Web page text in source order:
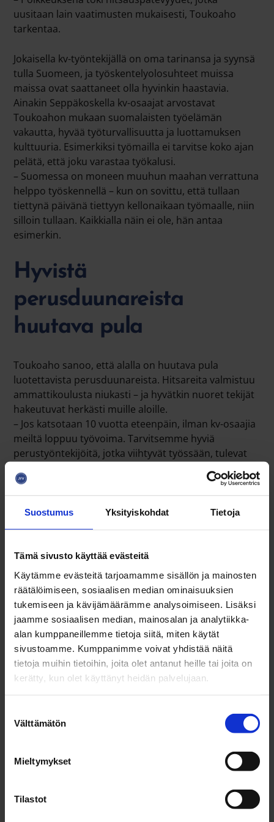
Suostumus Yksityiskohdat Tietoja
Tämä sivusto käyttää evästeitä
Käytämme evästeitä tarjoamamme sisällön ja mainosten
räätälöimiseen, sosiaalisen median ominaisuuksien
tukemiseen ja kävijämäärämme analysoimiseen. Lisäksi
jaamme sosiaalisen median, mainosalan ja analytiikka-
alan kumppaneillemme tietoja siitä, miten käytät
sivustoamme. Kumppanimme voivat yhdistää näitä
tietoja muihin tietoihin, joita olet antanut heille tai joita on
kerätty, kun olet käyttänyt heidän palvelujaan.
Välttämätön
Mieltymykset
Tilastot
uusitaan lain vaatimusten mukaisesti, Toukoaho
tarkentaa.
Jokaisella kv-työntekijällä on oma tarinansa ja syynsä
tulla Suomeen, ja työskentelyolosuhteet muissa
maissa ovat saattaneet olla hyvinkin haastavia.
Ainakin Seppäkoskella kv-osaajat arvostavat
Toukoahon mukaan suomalaisten työelämän
vakautta, hyvää työturvallisuutta ja luottamuksen
kulttuuria. Esimerkiksi työmailla ei tarvitse koko ajan
pelätä, että joku varastaa työkalusi.
– Suomessa on moneen muuhun maahan verrattuna
helppo työskennellä – kun on sovittu, että tullaan
tiettynä päivänä tiettyyn kellonaikaan työmaalle, niin
silloin tullaan. Kaikkialla näin ei ole, hän antaa
esimerkin.
Hyvistä
perusduunareista
huutava pula
Toukoaho sanoo, että alalla on huutava pula
luotettavista perusduunareista. Hitsareita valmistuu
ammattikoulusta niukasti – ja hyvätkin nuoret tekijät
hakeutuvat herkästi muille aloille.
– Jos katsotaan 10 vuotta eteenpäin, ilman kv-osaajia
meiltä loppuu työvoima. Tarvitsemme hyviä
perustyöntekijöitä, jotka viihtyvät työssään, tulevat
Alexander Skudnyakov on asunut Suomessa perheineen
jo 20 vuotta. Suomeen muutettuaan hän kouluttautui
hitsariksi ja on viihtynyt näissä hommissa siitä asti.
osalta se näkyy niin, että Suomen
turvallisuuspolitiikka rajaa ulkomaalaiset työntekijät
– Turvallisuusluokiteltujen kohteiden rakentamiseen